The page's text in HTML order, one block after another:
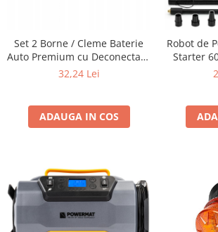
Pneumatice si Trapezoidale
Cricuri hidraulice
Cricuri pneumatice
Feon Electric
Macarale și vinciuri
Masini de gaurit si Insurubat
Motoare electrice
Motocositoare si Motosape
Pompe
Rotopercutoare si bormasini
Uz intern
Ventilatoare radiatoare
umidificatoare
Set 2 Borne / Cleme Baterie
Auto Premium cu Deconectare
Rapida 6V / 12V / 24V (Pozitiv +
32,24 Lei
ADAUGA IN COS
Robot de
Starter